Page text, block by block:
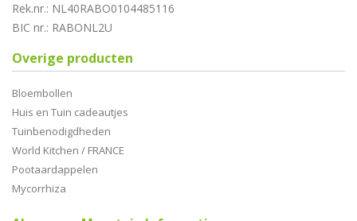
Rek.nr.: NL40RABO0104485116
BIC nr.: RABONL2U
Overige producten
Bloembollen
Huis en Tuin cadeautjes
Tuinbenodigdheden
World Kitchen / FRANCE
Pootaardappelen
Mycorrhiza